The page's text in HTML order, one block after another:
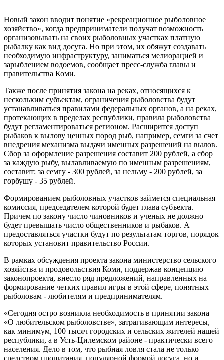
Новый закон вводит понятие «рекреационное рыболовное
хозяйство», когда предприниматели получат возможность
организовывать на своих рыболовных участках платную
рыбалку как вид досуга. Но при этом, их обяжут создавать
необходимую инфраструктуру, заниматься мелиорацией и
зарыблением водоемов, сообщает пресс-служба главы и
правительства Коми.
Также после принятия закона на реках, относящихся к
нескольким субъектам, ограничения рыболовства будут
устанавливаться правилами федеральных органов, а на реках,
протекающих в пределах республики, правила рыболовства
будут регламентироваться регионом. Расширится доступ
рыбаков к вылову ценных пород рыб, например, семги за счет
внедрения механизма выдачи именных разрешений на вылов.
Сбор за оформление разрешения составит 200 рублей, а сбор
за каждую рыбу, вылавливаемую по именным разрешениям,
составит: за семгу - 300 рублей, за нельму - 200 рублей, за
горбушу - 35 рублей.
Формированием рыболовных участков займется специальная
комиссия, председателем которой будет глава субъекта.
Причем по закону число чиновников и ученых не должно
будет превышать число общественников и рыбаков. А
предоставляться участки будут по результатам торгов, порядок
которых установит правительство России.
В рамках обсуждения проекта закона министерство сельского
хозяйства и продовольствия Коми, поддержав концепцию
законопроекта, внесло ряд предложений, направленных на
формирование четких правил игры в этой сфере, понятных
рыболовам - любителям и предпринимателям.
«Сегодня остро возникла необходимость в принятии закона
«О любительском рыболовстве», затрагивающим интересы,
как минимум, 100 тысяч городских и сельских жителей нашей
республики, а в Усть-Цилемском районе - практически всего
населения. Дело в том, что рыбная ловля стала не только